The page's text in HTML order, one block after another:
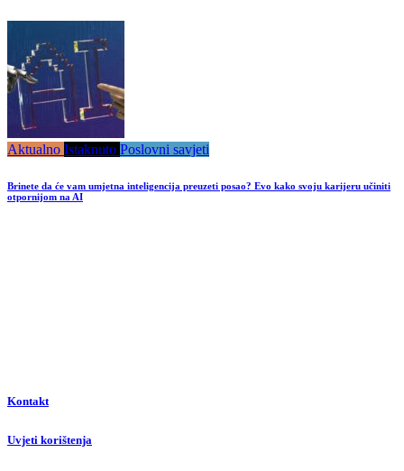
Aktualno Istaknuto Poslovni savjeti
Brinete da će vam umjetna inteligencija preuzeti posao? Evo kako svoju karijeru učiniti
otpornijom na AI
Kontakt
Uvjeti korištenja